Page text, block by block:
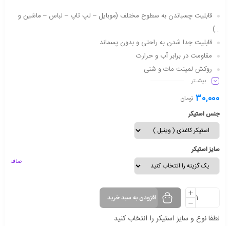
قابلیت چسباندن به سطوح مختلف (موبایل – لپ تاپ – لباس – ماشین و
…)
قابلیت جدا شدن به راحتی و بدون پسماند
مقاومت در برابر آب و حرارت
روکش لمینت مات و شنی
دارای شفافیت مناسب
ماندگاری طولانی مدت
بیشـتر
30,000 تومان
جنس استیکر
سایز استیکر
صاف
افزودن به سبد خرید
لطفا نوع و سایز استیکر را انتخاب کنید